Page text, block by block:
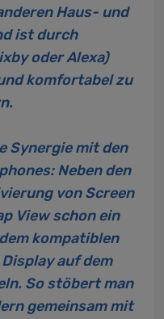
Haus- und
ist durch
oder Alexa)
komfortabel zu
Synergie mit den
Neben den
von Screen
View schon ein
kompatiblen
auf dem
So stöbert man
gemeinsam mit